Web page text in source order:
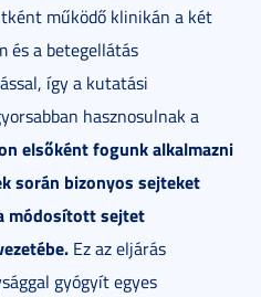
működő klinikán a két
és a betegellátás
így a kutatási
hasznosulnak a
elsőként fogunk alkalmazni
során bizonyos sejteket
módosított sejtet
Ez az eljárás
gyógyít egyes